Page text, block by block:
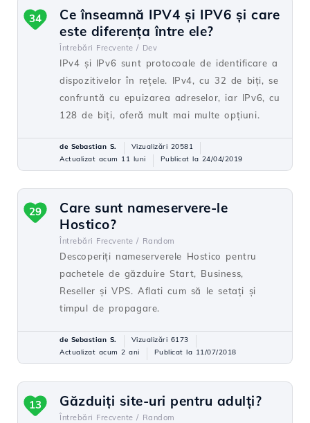
Ce înseamnă IPV4 și IPV6 și care
este diferența între ele?
Întrebări Frecvente / Dev
IPv4 și IPv6 sunt protocoale de identificare a
dispozitivelor în rețele. IPv4, cu 32 de biți, se
confruntă cu epuizarea adreselor, iar IPv6, cu
128 de biți, oferă mult mai multe opțiuni.
34
de Sebastian S.
Vizualizări 20581
Actualizat acum 11 luni
Publicat la 24/04/2019
Care sunt nameservere-le
Hostico?
Întrebări Frecvente / Random
Descoperiți nameserverele Hostico pentru
pachetele de găzduire Start, Business,
Reseller și VPS. Aflati cum să le setați și
timpul de propagare.
29
de Sebastian S.
Vizualizări 6173
Actualizat acum 2 ani
Publicat la 11/07/2018
Găzduiți site-uri pentru adulți?
Întrebări Frecvente / Random
13